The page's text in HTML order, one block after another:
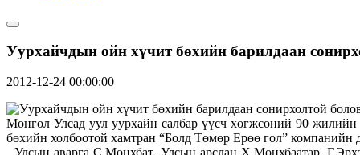
Уурхайчдын ойн хүчит бөхийн барилдаан
2012-12-24 00:00:00
Монгол Улсад уул уурхайн салбар үүсч хөгжсөний 90
бөхийн холбоотой хамтран “Болд Төмөр Ерөө гол” компанийн